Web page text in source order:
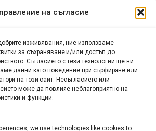
на съгласие
изживявания, ние използваме
за съхраняване и/или достъп до
Съгласието с тези технологии ще ни
данни като поведение при сърфиране или
на този сайт. Несъгласието или
може да повлияе неблагоприятно на
и функции.
we use technologies like cookies to
БИЗНЕС
– магазин за изкуство
ИНФОРМАЦИОНЕН БИЗНЕС
КЛЪСТЕР